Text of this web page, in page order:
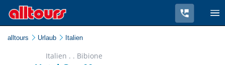
alltours Urlaub Italien
Italien . . Bibione